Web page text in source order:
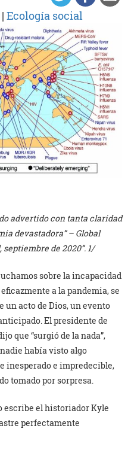
| Ecología social
advertido con tanta claridad
devastadora” – Global
de 2020”. 1/
sobre la incapacidad
a la pandemia, se
un acto de Dios, un evento
El presidente de
que “surgió de la nada”,
había visto algo
inesperado e impredecible,
tomado por sorpresa.
escribe el historiador Kyle
perfectamente